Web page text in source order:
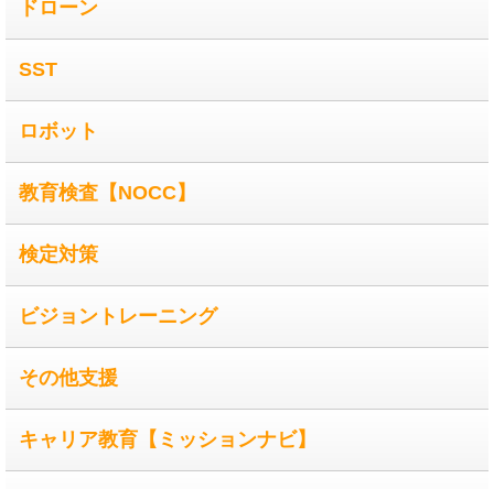
ドローン
SST
ロボット
教育検査【NOCC】
検定対策
ビジョントレーニング
その他支援
キャリア教育【ミッションナビ】